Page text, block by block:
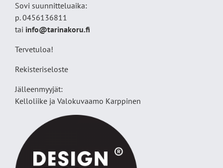
Sovi suunnitteluaika:
p. 0456136811
tai info@tarinakoru.fi
Tervetuloa!
Rekisteriseloste
Jälleenmyyjät:
Kelloliike ja Valokuvaamo Karppinen